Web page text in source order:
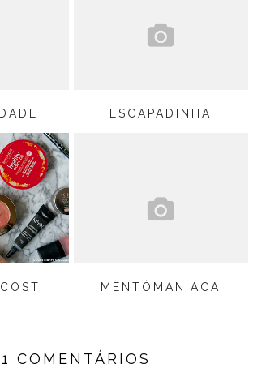
ESCAPADINHA
MENTÓMANÍACA
COMENTÁRIOS